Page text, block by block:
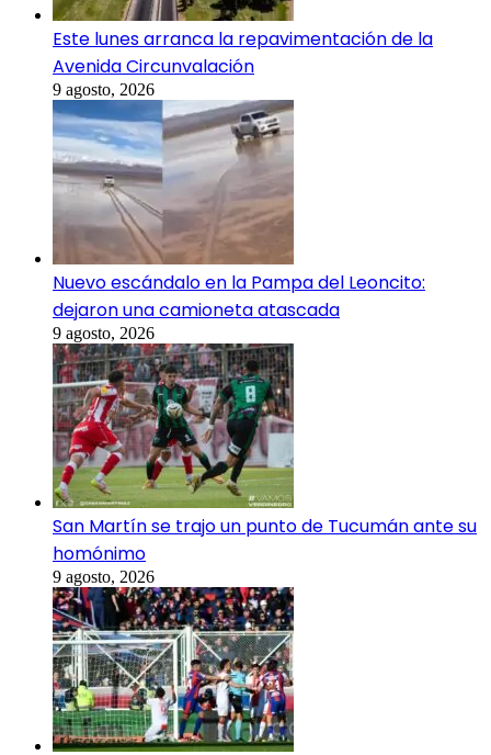
Este lunes arranca la repavimentación de la
Avenida Circunvalación
9 agosto, 2026
Nuevo escándalo en la Pampa del Leoncito:
dejaron una camioneta atascada
9 agosto, 2026
San Martín se trajo un punto de Tucumán ante su
homónimo
9 agosto, 2026